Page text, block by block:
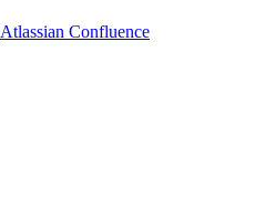
Atlassian Confluence